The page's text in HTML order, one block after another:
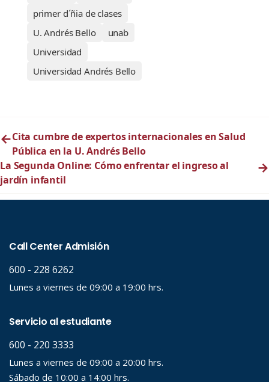
primer d´ñia de clases
U. Andrés Bello
unab
Universidad
Universidad Andrés Bello
←Cita cumbre de expertos internacionales en Salud
Pública en la U. Andrés Bello
La Segunda Online: Cómo enfrentar el ingreso al
jardín infantil
→